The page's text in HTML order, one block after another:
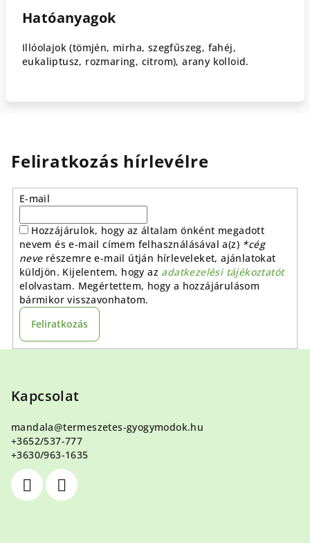
Hatóanyagok
Illóolajok (tömjén, mirha, szegfűszeg, fahéj,
eukaliptusz, rozmaring, citrom), arany kolloid.
Feliratkozás hírlevélre
E-mail
Hozzájárulok, hogy az általam önként megadott
nevem és e-mail címem felhasználásával a(z) *cég
neverészemre e-mail útján hírleveleket, ajánlatokat
küldjön. Kijelentem, hogy az adatkezelési tájékoztatót
elolvastam. Megértettem, hogy a hozzájárulásom
bármikor visszavonhatom.
Feliratkozás
Kapcsolat
mandala@termeszetes-gyogymodok.hu
+3652/537-777
+3630/963-1635